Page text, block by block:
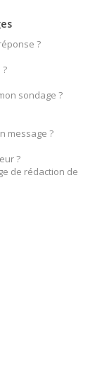
?
sondage ?
message ?
?
de rédaction de